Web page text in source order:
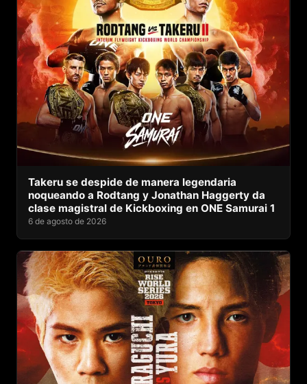
Takeru se despide de manera legendaria
noqueando a Rodtang y Jonathan Haggerty da
clase magistral de Kickboxing en ONE Samurai 1
6 de agosto de 2026